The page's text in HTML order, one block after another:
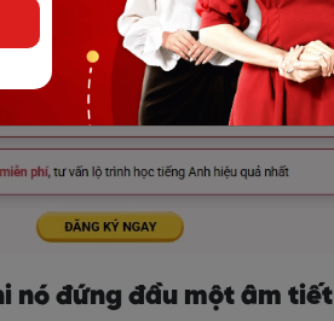
nó đứng đầu một âm tiết